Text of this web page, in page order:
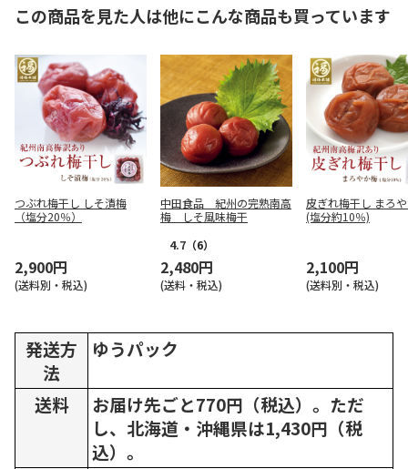
この商品を見た人は他にこんな商品も買っています
つぶれ梅干し しそ漬梅
（塩分20％）
2,900円
(送料別・税込)
中田食品 紀州の完熟南高
梅 しそ風味梅干
4.7 （6）
2,480円
(送料・税込)
皮ぎれ梅干し まろ
(塩分約10％)
2,100円
(送料別・税込)
発送方
法
ゆうパック
送料
お届け先ごと770円（税込）。ただ
し、北海道・沖縄県は1,430円（税
込）。